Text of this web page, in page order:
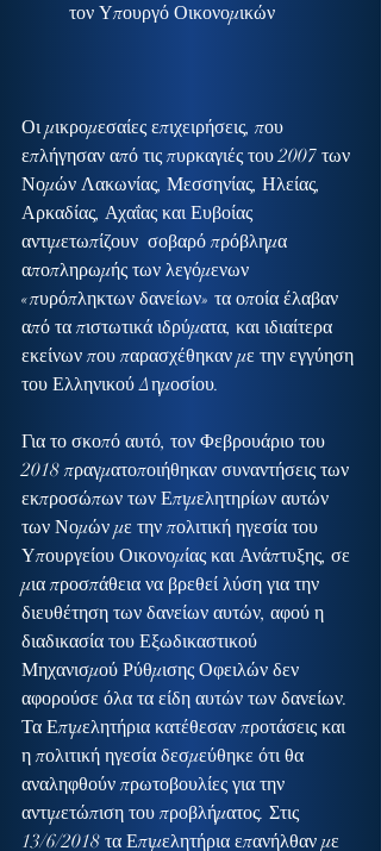
          τον Υπουργό Οικονομικών
Οι μικρομεσαίες επιχειρήσεις, που
επλήγησαν από τις πυρκαγιές του 2007 των
Νομών Λακωνίας, Μεσσηνίας, Ηλείας,
Αρκαδίας, Αχαΐας και Ευβοίας
αντιμετωπίζουν  σοβαρό πρόβλημα
αποπληρωμής των λεγόμενων
«πυρόπληκτων δανείων» τα οποία έλαβαν
από τα πιστωτικά ιδρύματα, και ιδιαίτερα
εκείνων που παρασχέθηκαν με την εγγύηση
του Ελληνικού Δημοσίου.
Για το σκοπό αυτό, τον Φεβρουάριο του
2018 πραγματοποιήθηκαν συναντήσεις των
εκπροσώπων των Επιμελητηρίων αυτών
των Νομών με την πολιτική ηγεσία του
Υπουργείου Οικονομίας και Ανάπτυξης, σε
μια προσπάθεια να βρεθεί λύση για την
διευθέτηση των δανείων αυτών, αφού η
διαδικασία του Εξωδικαστικού
Μηχανισμού Ρύθμισης Οφειλών δεν
αφορούσε όλα τα είδη αυτών των δανείων.
Τα Επιμελητήρια κατέθεσαν προτάσεις και
η πολιτική ηγεσία δεσμεύθηκε ότι θα
αναληφθούν πρωτοβουλίες για την
αντιμετώπιση του προβλήματος. Στις
13/6/2018 τα Επιμελητήρια επανήλθαν με